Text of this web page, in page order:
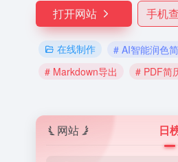
打开网站 手机
在线制作 # AI智能润色
# Markdown导出
# PDF简
网站 日